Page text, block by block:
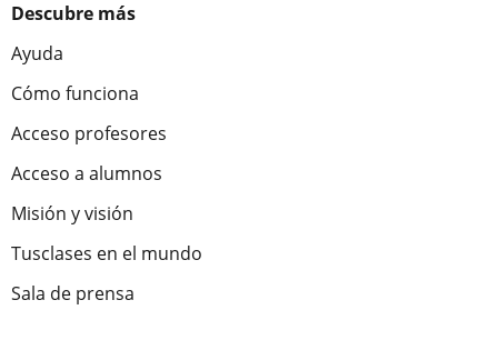
Descubre más
Ayuda
Cómo funciona
Acceso profesores
Acceso a alumnos
Misión y visión
Tusclases en el mundo
Sala de prensa